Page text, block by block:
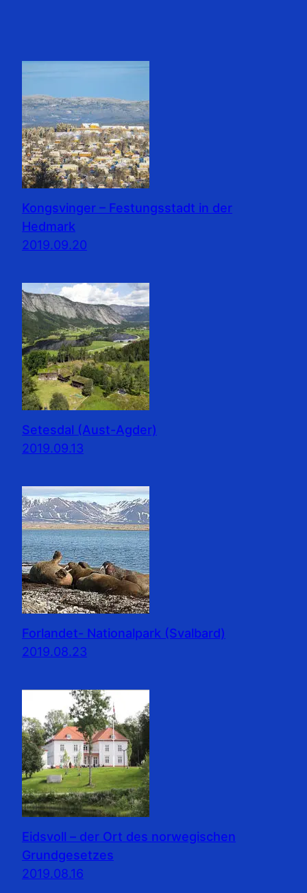
Kongsvinger – Festungsstadt in der
Hedmark
2019.09.20
Setesdal (Aust-Agder)
2019.09.13
Forlandet- Nationalpark (Svalbard)
2019.08.23
Eidsvoll – der Ort des norwegischen
Grundgesetzes
2019.08.16